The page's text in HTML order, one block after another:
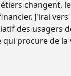
changent,
J'irai
des usagers
procure de